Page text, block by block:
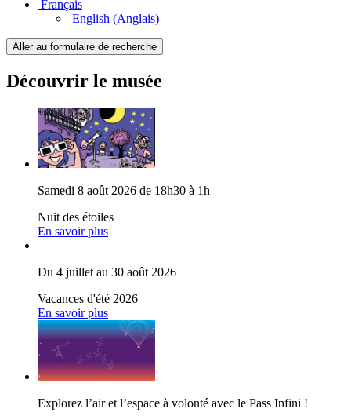
Français
English (Anglais)
Aller au formulaire de recherche
Découvrir le musée
Samedi 8 août 2026 de 18h30 à 1h
Nuit des étoiles
En savoir plus
Du 4 juillet au 30 août 2026
Vacances d'été 2026
En savoir plus
Explorez l’air et l’espace à volonté avec le Pass Infini !